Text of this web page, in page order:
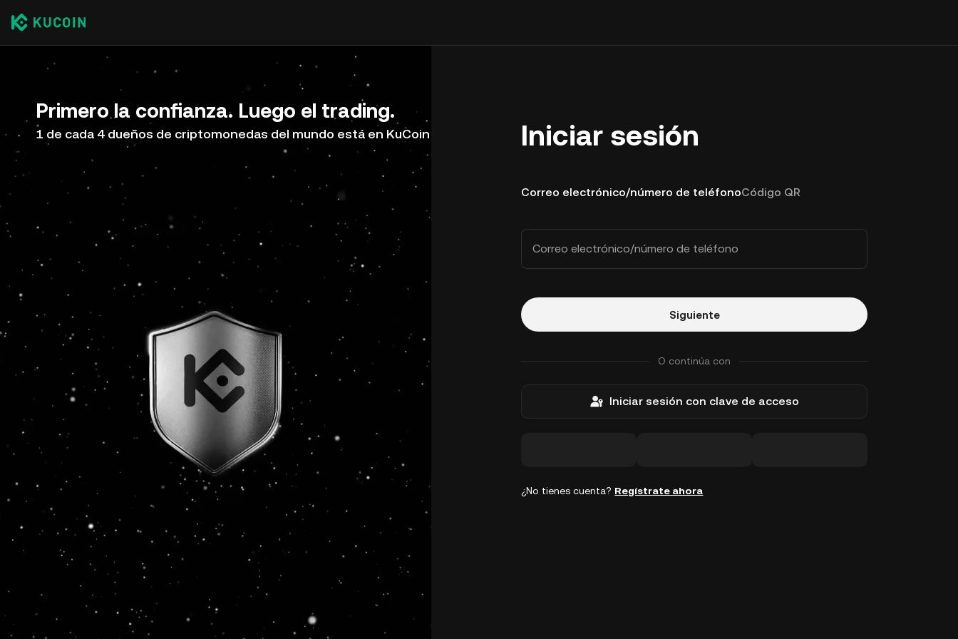
Primero la confianza. Luego el trading.
1 de cada 4 dueños de criptomonedas del mundo está en KuCoin Iniciar sesión
Correo electrónico/número de teléfonoCódigo QR
Correo electrónico/número de teléfono
Siguiente
O continúa con
Iniciar sesión con clave de acceso
¿No tienes cuenta? Regístrate ahora